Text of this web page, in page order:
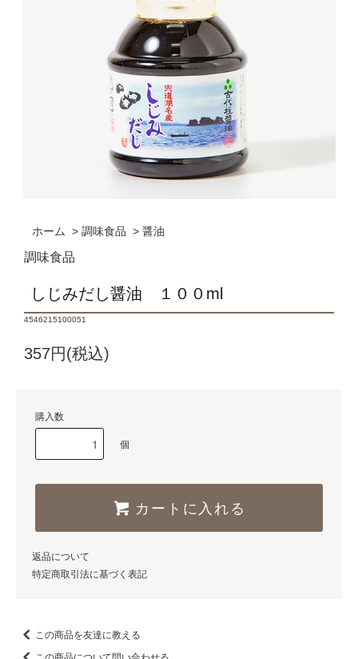
ホーム > 調味食品 > 醤油
調味食品
しじみだし醤油 １００ml
4546215100051
357円(税込)
購入数
個
カートに入れる
返品について
特定商取引法に基づく表記
この商品を友達に教える